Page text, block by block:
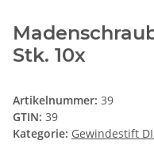
Stk. 10x
Artikelnummer: 39
GTIN: 39
Kategorie: Gewindestift